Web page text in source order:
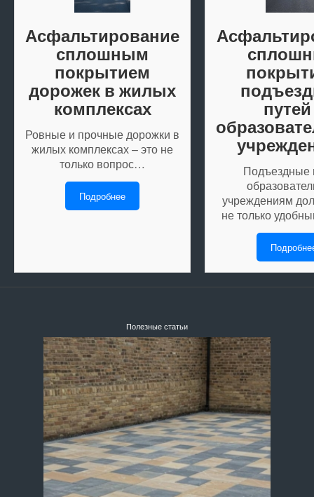
Асфальтирование
сплошным
покрытием
дорожек в жилых
комплексах
Ровные и прочные дорожки в
жилых комплексах – это не
только вопрос…
Подробнее
путей
Подъездные
учреждениям
не только
Полезные статьи